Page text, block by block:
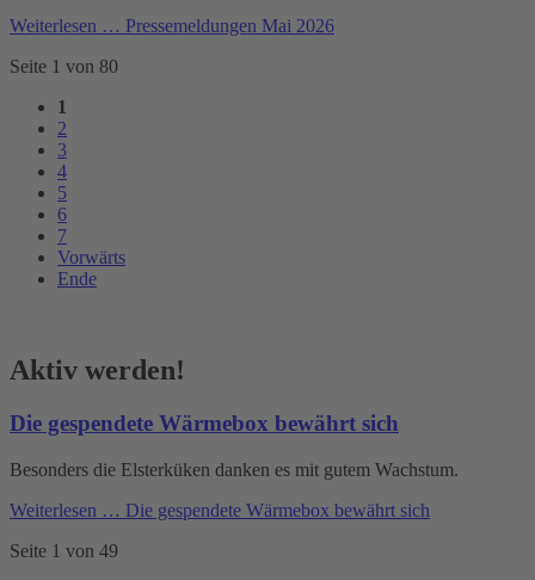
Weiterlesen … Pressemeldungen Mai 2026
Seite 1 von 80
1
2
3
4
5
6
7
Vorwärts
Ende
Aktiv werden!
Die gespendete Wärmebox bewährt sich
Besonders die Elsterküken danken es mit gutem Wachstum.
Weiterlesen … Die gespendete Wärmebox bewährt sich
Seite 1 von 49